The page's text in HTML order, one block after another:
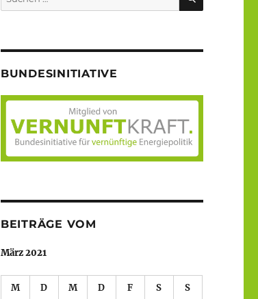
nach:
BUNDESINITIATIVE
BEITRÄGE VOM
März 2021
M D M D F S S